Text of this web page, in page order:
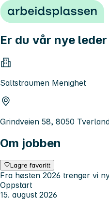
Hopp til innhold
Er du vår nye
Saltstraumen Menighet
Grindveien 58, 8050
Om jobben
Lagre favoritt
Fra høsten 2026 trenger vi
Oppstart
15. august 2026